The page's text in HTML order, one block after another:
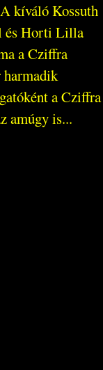
kíváló Kossuth
és Horti Lilla
a Cziffra
harmadik
a Cziffra
amúgy is...